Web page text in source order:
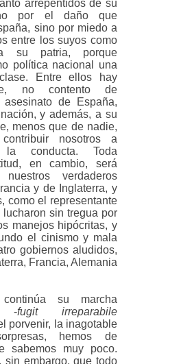
arrepentidos de su
por el daño que
sino por miedo a
entre los suyos como
su patria, porque
política nacional una
Entre ellos hay
no contento de
de España,
y además, a su
menos que de nadie,
nosotros a
la conducta. Toda
en cambio, será
verdaderos
y de Inglaterra, y
como el representante
sin tregua por
manejos hipócritas, y
el cinismo y mala
gobiernos aludidos,
Francia, Alemania
su marcha
-fugit irreparabile
porvenir, la inagotable
hemos de
sabemos muy poco.
sin embargo, que todo